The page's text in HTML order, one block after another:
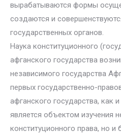
вырабатываются формы
создаются и
государственных органов.
Наука конституционного
афганского государства
независимого государства
первых государственно-
афганского государства, как
является объектом изучения
конституционного права, но и